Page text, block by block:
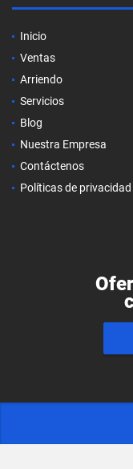
Inicio
Ventas
Arriendo
Servicios
Blog
Nuestra Empresa
Contáctenos
Políticas de privacidad